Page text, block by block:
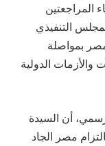
المراجعتين
التنفيذي
بمواصلة
والأزمات الدولية
أن السيدة
مصر الجاد